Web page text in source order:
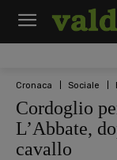
Cronaca Sociale
Cordoglio
L’Abbate,
cavallo